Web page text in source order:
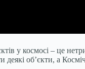
у космосі – це
деякі об’єкти, а